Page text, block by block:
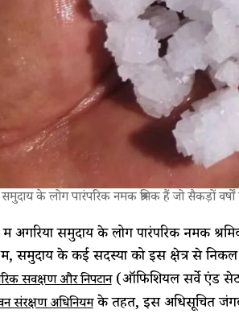
समुदाय के लोग पारंपरिक नमक श्रमिक हैं जो सैकड़ों
अगरिया समुदाय के लोग पारंपरिक नमक
समुदाय के कई सदस्यों को इस क्षेत्र से
सर्वेक्षण और निपटान(ऑफिशियल सर्वे एंड
संरक्षण अधिनियमके तहत, इस अधिसूचित